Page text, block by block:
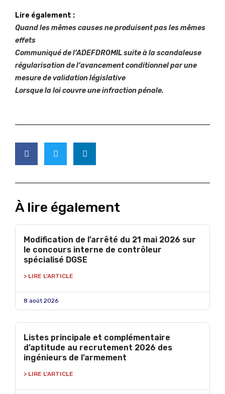
Lire également :
Quand les mêmes causes ne produisent pas les mêmes
effets
Communiqué de l’ADEFDROMIL suite à la scandaleuse
régularisation de l’avancement conditionnel par une
mesure de validation législative
Lorsque la loi couvre une infraction pénale.
À lire également
Modification de l’arrêté du 21 mai 2026 sur
le concours interne de contrôleur
spécialisé DGSE
> LIRE L'ARTICLE
8 août 2026
Listes principale et complémentaire
d’aptitude au recrutement 2026 des
ingénieurs de l’armement
> LIRE L'ARTICLE